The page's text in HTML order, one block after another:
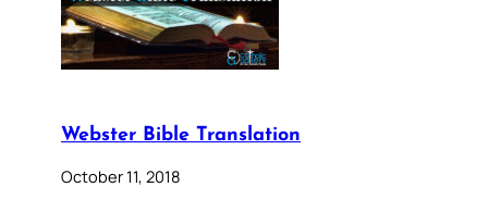
Webster Bible Translation
October 11, 2018